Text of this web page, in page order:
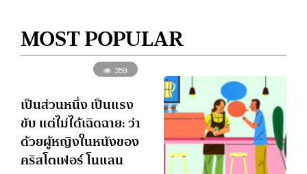
MOST POPULAR
359
เป็นส่วนหนึ่ง เป็นแรง
ขับ แต่ไม่ได้เฉิดฉาย: ว่า
ด้วยผู้หญิงในหนังของ
คริสโตเฟอร์ โนแลน